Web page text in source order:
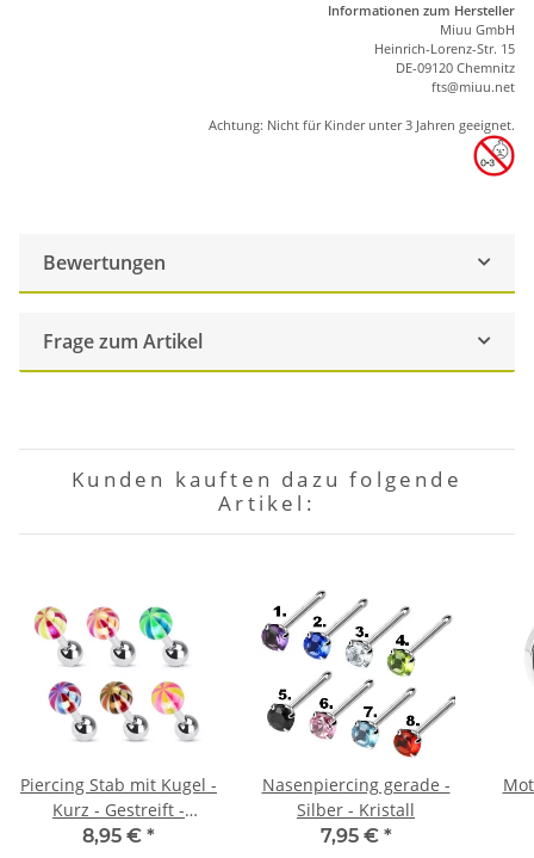
Informationen zum Hersteller
Miuu GmbH
Heinrich-Lorenz-Str. 15
DE-09120 Chemnitz
fts@miuu.net
Achtung: Nicht für Kinder unter 3 Jahren geeignet.
Bewertungen
Frage zum Artikel
Kunden kauften dazu folgende
Artikel:
Piercing Stab mit Kugel -
Kurz - Gestreift -
Schimmer
8,95 € *
Nasenpiercing gerade -
Silber - Kristall
7,95 € *